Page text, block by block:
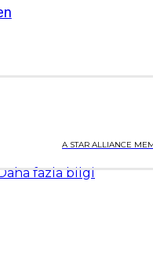
A STAR ALLIANCE
fazla bilgi